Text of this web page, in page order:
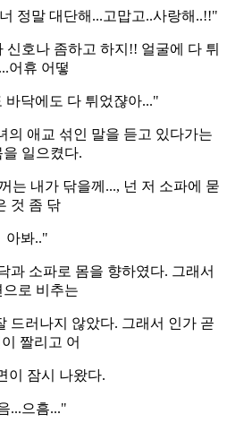
정말 대단해...고맙고..사랑해..!!"
호나 좀하고 하지!! 얼굴에 다 튀
어휴 어떻
바닥에도 다 튀었쟎아..."
의 애교 섞인 말을 듣고 있다가는
을 일으켰다.
는 내가 닦을께..., 넌 저 소파에 묻
것 좀 닦
아봐.."
과 소파로 몸을 향하였다. 그래서
으로 비추는
드러나지 않았다. 그래서 인가 곧
짤리고 어
이 잠시 나왔다.
...으흠..."